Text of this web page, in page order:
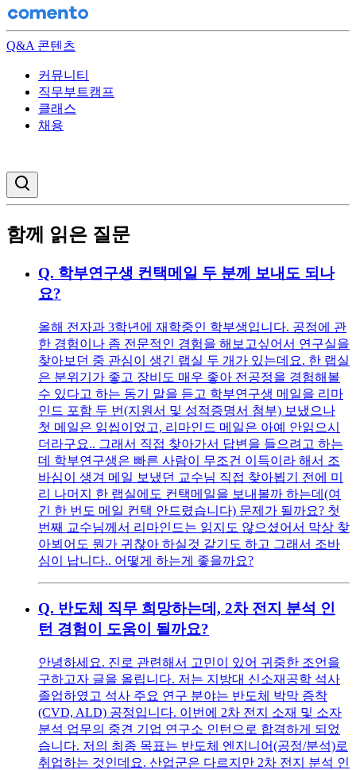
Q&A 콘텐츠
커뮤니티
직무부트캠프
클래스
채용
함께 읽은 질문
Q. 학부연구생 컨택메일 두 분께 보내도 되나
요?
올해 전자과 3학년에 재학중인 학부생입니다. 공정에 관
한 경험이나 좀 전문적인 경험을 해보고싶어서 연구실을
찾아보던 중 관심이 생긴 랩실 두 개가 있는데요. 한 랩실
은 분위기가 좋고 장비도 매우 좋아 전공정을 경험해볼
수 있다고 하는 동기 말을 듣고 학부연구생 메일을 리마
인드 포함 두 번(지원서 및 성적증명서 첨부) 보냈으나
첫 메일은 읽씹이었고, 리마인드 메일은 아예 안읽으시
더라구요.. 그래서 직접 찾아가서 답변을 들으려고 하는
데 학부연구생은 빠른 사람이 무조건 이득이라 해서 조
바심이 생겨 메일 보냈던 교수님 직접 찾아뵙기 전에 미
리 나머지 한 랩실에도 컨택메일을 보내볼까 하는데(여
긴 한 번도 메일 컨택 안드렸습니다) 문제가 될까요? 첫
번째 교수님께서 리마인드는 읽지도 않으셨어서 막상 찾
아뵈어도 뭔가 귀찮아 하실것 같기도 하고 그래서 조바
심이 납니다.. 어떻게 하는게 좋을까요?
Q. 반도체 직무 희망하는데, 2차 전지 분석 인
턴 경험이 도움이 될까요?
안녕하세요. 진로 관련해서 고민이 있어 귀중한 조언을
구하고자 글을 올립니다. 저는 지방대 신소재공학 석사
졸업하였고 석사 주요 연구 분야는 반도체 박막 증착
(CVD, ALD) 공정입니다. 이번에 2차 전지 소재 및 소자
분석 업무의 중견 기업 연구소 인턴으로 합격하게 되었
습니다. 저의 최종 목표는 반도체 엔지니어(공정/분석)로
취업하는 것인데요. 산업군은 다르지만 2차 전지 분석 인